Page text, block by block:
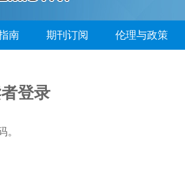
南 期刊订阅 伦理与政策
登录
。